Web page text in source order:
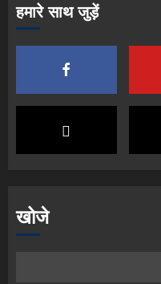
हमारे साथ जुड़ें
खोजे